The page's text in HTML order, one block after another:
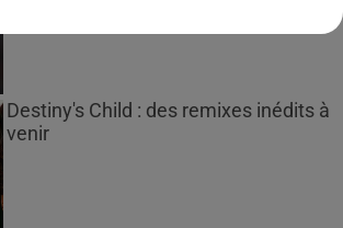
Destiny's Child : des remixes inédits à
venir